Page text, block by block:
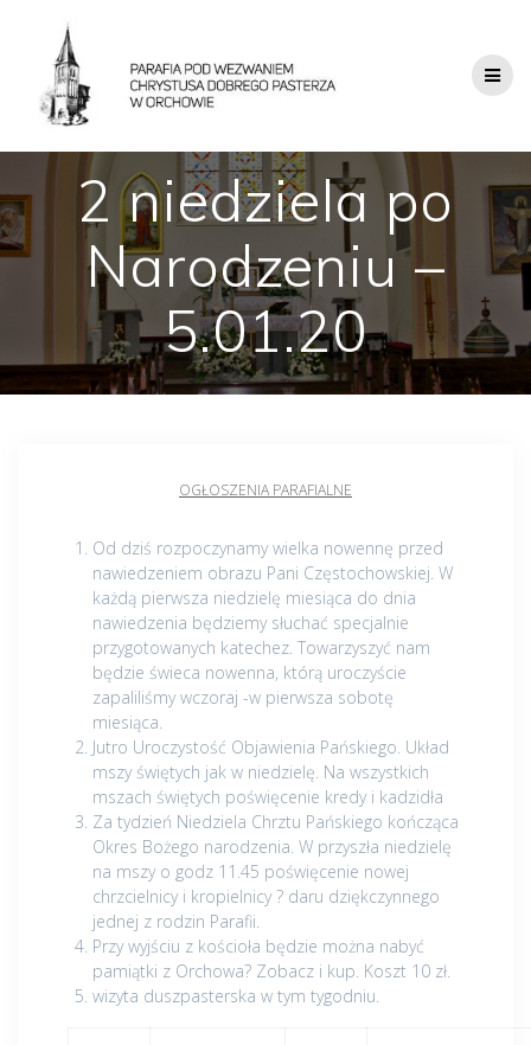
2 niedziela po
Narodzeniu –
5.01.20
OGŁOSZENIA PARAFIALNE
Od dziś rozpoczynamy wielka nowennę przed
nawiedzeniem obrazu Pani Częstochowskiej. W
każdą pierwsza niedzielę miesiąca do dnia
nawiedzenia będziemy słuchać specjalnie
przygotowanych katechez. Towarzyszyć nam
będzie świeca nowenna, którą uroczyście
zapaliliśmy wczoraj -w pierwsza sobotę
miesiąca.
Jutro Uroczystość Objawienia Pańskiego. Układ
mszy świętych jak w niedzielę. Na wszystkich
mszach świętych poświęcenie kredy i kadzidła
Za tydzień Niedziela Chrztu Pańskiego kończąca
Okres Bożego narodzenia. W przyszła niedzielę
na mszy o godz 11.45 poświęcenie nowej
chrzcielnicy i kropielnicy ? daru dziękczynnego
jednej z rodzin Parafii.
Przy wyjściu z kościoła będzie można nabyć
pamiątki z Orchowa? Zobacz i kup. Koszt 10 zł.
wizyta duszpasterska w tym tygodniu.